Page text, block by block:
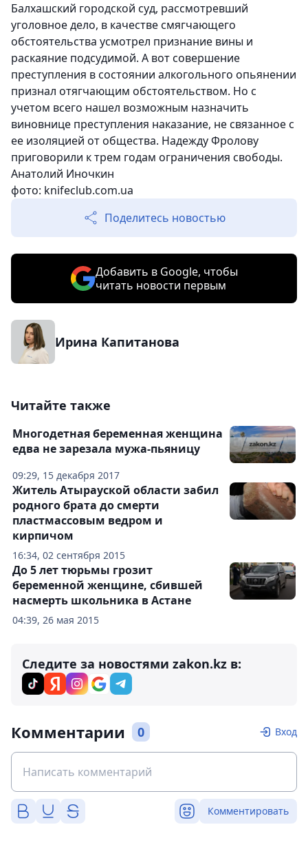
Балхашский городской суд, рассмотревший
уголовное дело, в качестве смягчающего
обстоятельства усмотрел признание вины и
раскаяние подсудимой. А вот совершение
преступления в состоянии алкогольного опьянении
признал отягчающим обстоятельством. Но с
учетом всего нашел возможным назначить
виновнице преступления наказание, не связанное с
ее изоляцией от общества. Надежду Фролову
приговорили к трем годам ограничения свободы.
Анатолий Иночкин
фото: knifeclub.com.ua
Поделитесь новостью
Добавить в Google, чтобы
читать новости первым
Ирина Капитанова
Читайте также
09:29, 15 декабря 2017
Многодетная беременная женщина
едва не зарезала мужа-пьяницу
16:34, 02 сентября 2015
Житель Атырауской области забил
родного брата до смерти
пластмассовым ведром и
кирпичом
04:39, 26 мая 2015
До 5 лет тюрьмы грозит
беременной женщине, сбившей
насмерть школьника в Астане
Следите за новостями zakon.kz в:
Комментарии 0 Вход
Комментировать